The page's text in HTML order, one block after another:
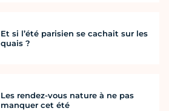
Et si l’été parisien se cachait sur les
quais ?
Les rendez-vous nature à ne pas
manquer cet été